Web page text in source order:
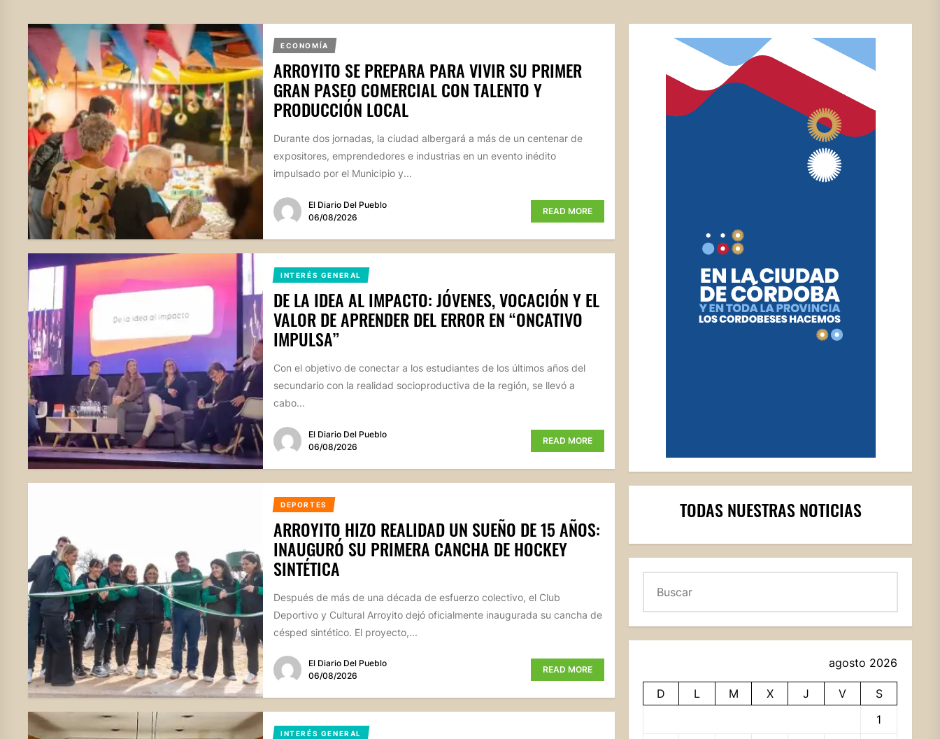
ECONOMÍA
ARROYITO SE PREPARA PARA VIVIR SU PRIMER
GRAN PASEO COMERCIAL CON TALENTO Y
PRODUCCIÓN LOCAL
Durante dos jornadas, la ciudad albergará a más de un centenar de
expositores, emprendedores e industrias en un evento inédito
impulsado por el Municipio y...
El Diario Del Pueblo
06/08/2026
READ MORE
INTERÉS GENERAL
DE LA IDEA AL IMPACTO: JÓVENES, VOCACIÓN Y EL
VALOR DE APRENDER DEL ERROR EN “ONCATIVO
IMPULSA”
Con el objetivo de conectar a los estudiantes de los últimos años del
secundario con la realidad socioproductiva de la región, se llevó a
cabo...
El Diario Del Pueblo
06/08/2026
READ MORE
DEPORTES
ARROYITO HIZO REALIDAD UN SUEÑO DE 15 AÑOS:
INAUGURÓ SU PRIMERA CANCHA DE HOCKEY
SINTÉTICA
Después de más de una década de esfuerzo colectivo, el Club
Deportivo y Cultural Arroyito dejó oficialmente inaugurada su cancha de
césped sintético. El proyecto,...
El Diario Del Pueblo
06/08/2026
READ MORE
INTERÉS GENERAL
TODAS NUESTRAS NOTICIAS
agosto 2026
D L M X J V
S
1